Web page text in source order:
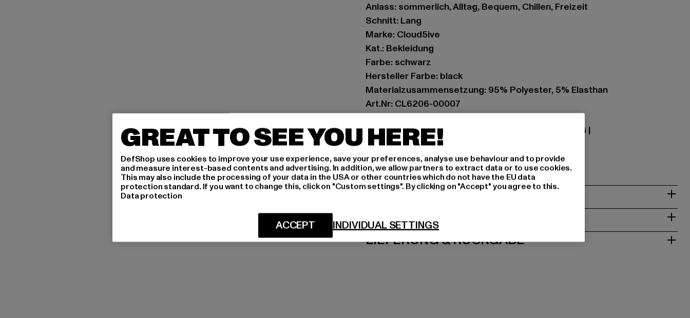
Anlass: sommerlich, Alltag, Bequem, Chillen, Freizeit
Schnitt: Lang
Marke: Cloud5ive
Kat.: Bekleidung
Farbe: schwarz
Hersteller Farbe: black
Materialzusammensetzung: 95% Polyester, 5% Elasthan
Art.Nr: CL6206-00007
Hersteller: Styleboom Textilhandels GmbH & Co. KG |
info@77onlineshop.eu
Am Kapellhof 22 | 47608 Geldern | DE
GRÖSSE & PASSFORM
PFLEGEHINWEISE
LIEFERUNG & RÜCKGABE
GREAT TO SEE YOU HERE!
DefShop uses cookies to improve your use experience, save your preferences, analyse use behaviour and to provide
and measure interest-based contents and advertising. In addition, we allow partners to extract data or to use cookies.
This may also include the processing of your data in the USA or other countries which do not have the EU data
protection standard. If you want to change this, click on "Custom settings". By clicking on "Accept" you agree to this.
Data protection
INDIVIDUAL SETTINGS
ACCEPT